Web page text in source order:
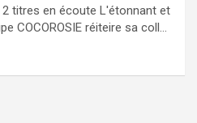
2 titres en écoute L'étonnant et
COCOROSIE réiteire sa coll...